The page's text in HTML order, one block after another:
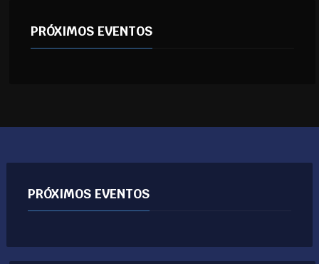
PRÓXIMOS EVENTOS
PRÓXIMOS EVENTOS